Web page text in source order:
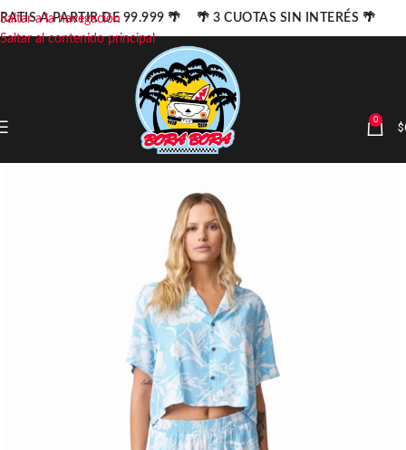
Saltar a la navegación
Saltar al contenido principal
0 $
A PARTIR DE 99.999 🌴 🌴 3 CUOTAS SIN INTERÉS 🌴